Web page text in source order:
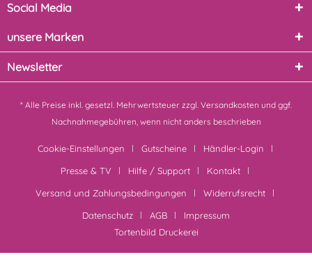
Social Media
unsere Marken
Newsletter
* Alle Preise inkl. gesetzl. Mehrwertsteuer zzgl. Versandkosten und ggf.
Nachnahmegebühren, wenn nicht anders beschrieben
Cookie-Einstellungen Gutscheine
Händler-Login
Presse & TV
Hilfe / Support
Kontakt
Versand und Zahlungsbedingungen
Widerrufsrecht
Datenschutz
AGB
Impressum
Tortenbild Druckerei